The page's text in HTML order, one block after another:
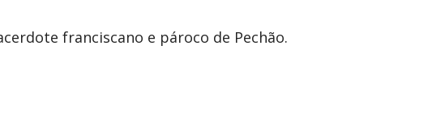
franciscano e pároco de Pechão.